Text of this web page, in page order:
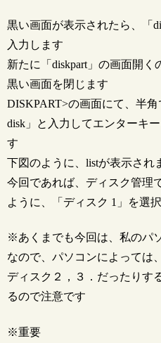
黒い画面が表示されたら、「
入力します
新たに「diskpart」の画面開く
黒い画面を閉じます
DISKPART>の画面にて、半角
disk」と入力してエンターキ
す
下図のように、listが表示され
今回であれば、ディスク管理
ように、「ディスク 1」を選
※あくまでも今回は、私のパ
なので、パソコンによっては、
ディスク２，３．だったりす
るので注意です
※重要